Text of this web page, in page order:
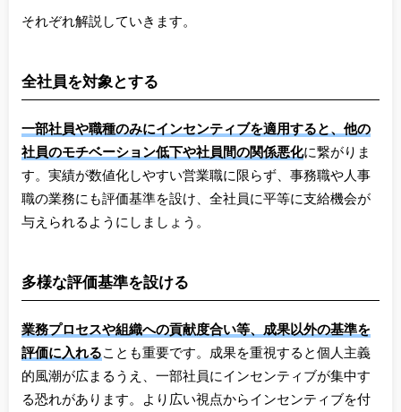
それぞれ解説していきます。
全社員を対象とする
一部社員や職種のみにインセンティブを適用すると、他の
社員のモチベーション低下や社員間の関係悪化に繋がりま
す。実績が数値化しやすい営業職に限らず、事務職や人事
職の業務にも評価基準を設け、全社員に平等に支給機会が
与えられるようにしましょう。
多様な評価基準を設ける
業務プロセスや組織への貢献度合い等、成果以外の基準を
評価に入れることも重要です。成果を重視すると個人主義
的風潮が広まるうえ、一部社員にインセンティブが集中す
る恐れがあります。より広い視点からインセンティブを付